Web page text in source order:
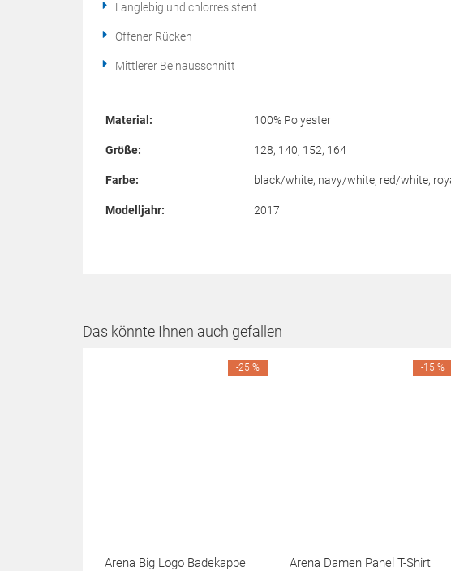
Langlebig und chlorresistent
Offener Rücken
Mittlerer Beinausschnitt
Material: 100% Polyester
Größe: 128, 140, 152, 164
Farbe: black/white, navy/white, red/white,
Modelljahr: 2017
Das könnte Ihnen auch gefallen
Arena Big Logo Badekappe
-25 %
Arena Damen Panel T-Shirt
-15 %